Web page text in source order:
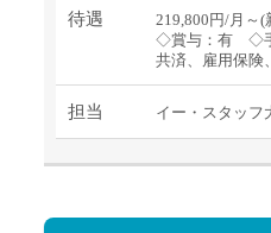
待遇
219,800円/月～
◇賞与：有 ◇
共済、雇用保険
担当 イー・スタッフ